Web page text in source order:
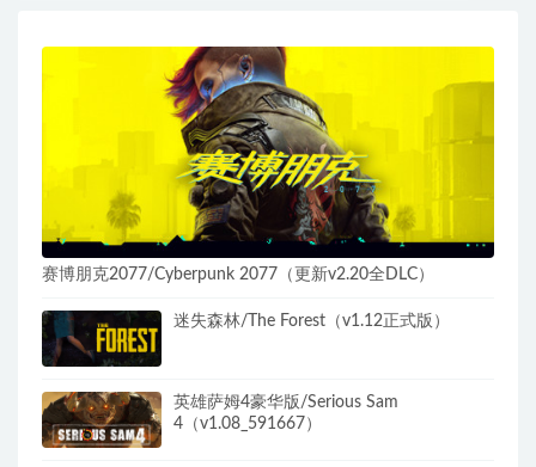
赛博朋克2077/Cyberpunk 2077（更新v2.20全DLC）
迷失森林/The Forest（v1.12正式版）
英雄萨姆4豪华版/Serious Sam
4（v1.08_591667）